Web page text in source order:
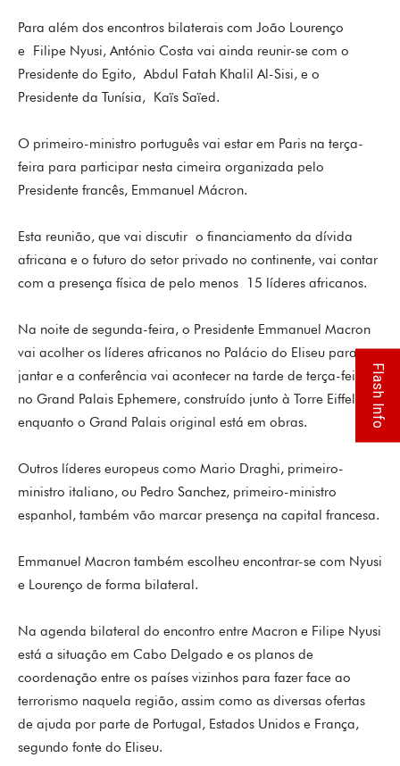
Para além dos encontros bilaterais com João Lourenço
e Filipe Nyusi, António Costa vai ainda reunir-se com o
Presidente do Egito, Abdul Fatah Khalil Al-Sisi, e o
Presidente da Tunísia, Kaïs Saïed.
O primeiro-ministro português vai estar em Paris na terça-
feira para participar nesta cimeira organizada pelo
Presidente francês, Emmanuel Mácron.
Esta reunião, que vai discutir o financiamento da dívida
africana e o futuro do setor privado no continente, vai contar
com a presença física de pelo menos 15 líderes africanos.
Na noite de segunda-feira, o Presidente Emmanuel Macron
vai acolher os líderes africanos no Palácio do Eliseu para um
jantar e a conferência vai acontecer na tarde de terça-feira,
no Grand Palais Ephemere, construído junto à Torre Eiffel,
enquanto o Grand Palais original está em obras.
Outros líderes europeus como Mario Draghi, primeiro-
ministro italiano, ou Pedro Sanchez, primeiro-ministro
espanhol, também vão marcar presença na capital francesa.
Emmanuel Macron também escolheu encontrar-se com Nyusi
e Lourenço de forma bilateral.
Na agenda bilateral do encontro entre Macron e Filipe Nyusi
está a situação em Cabo Delgado e os planos de
coordenação entre os países vizinhos para fazer face ao
terrorismo naquela região, assim como as diversas ofertas
de ajuda por parte de Portugal, Estados Unidos e França,
segundo fonte do Eliseu.
Flash Info